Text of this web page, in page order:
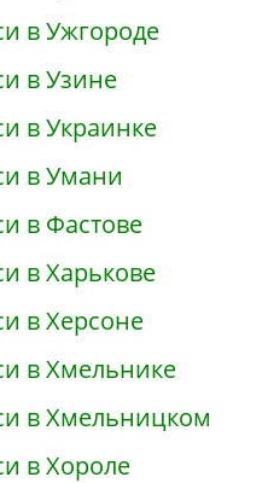
в Ужгороде
в Узине
в Украинке
в Умани
в Фастове
в Харькове
в Херсоне
в Хмельнике
в Хмельницком
в Хороле